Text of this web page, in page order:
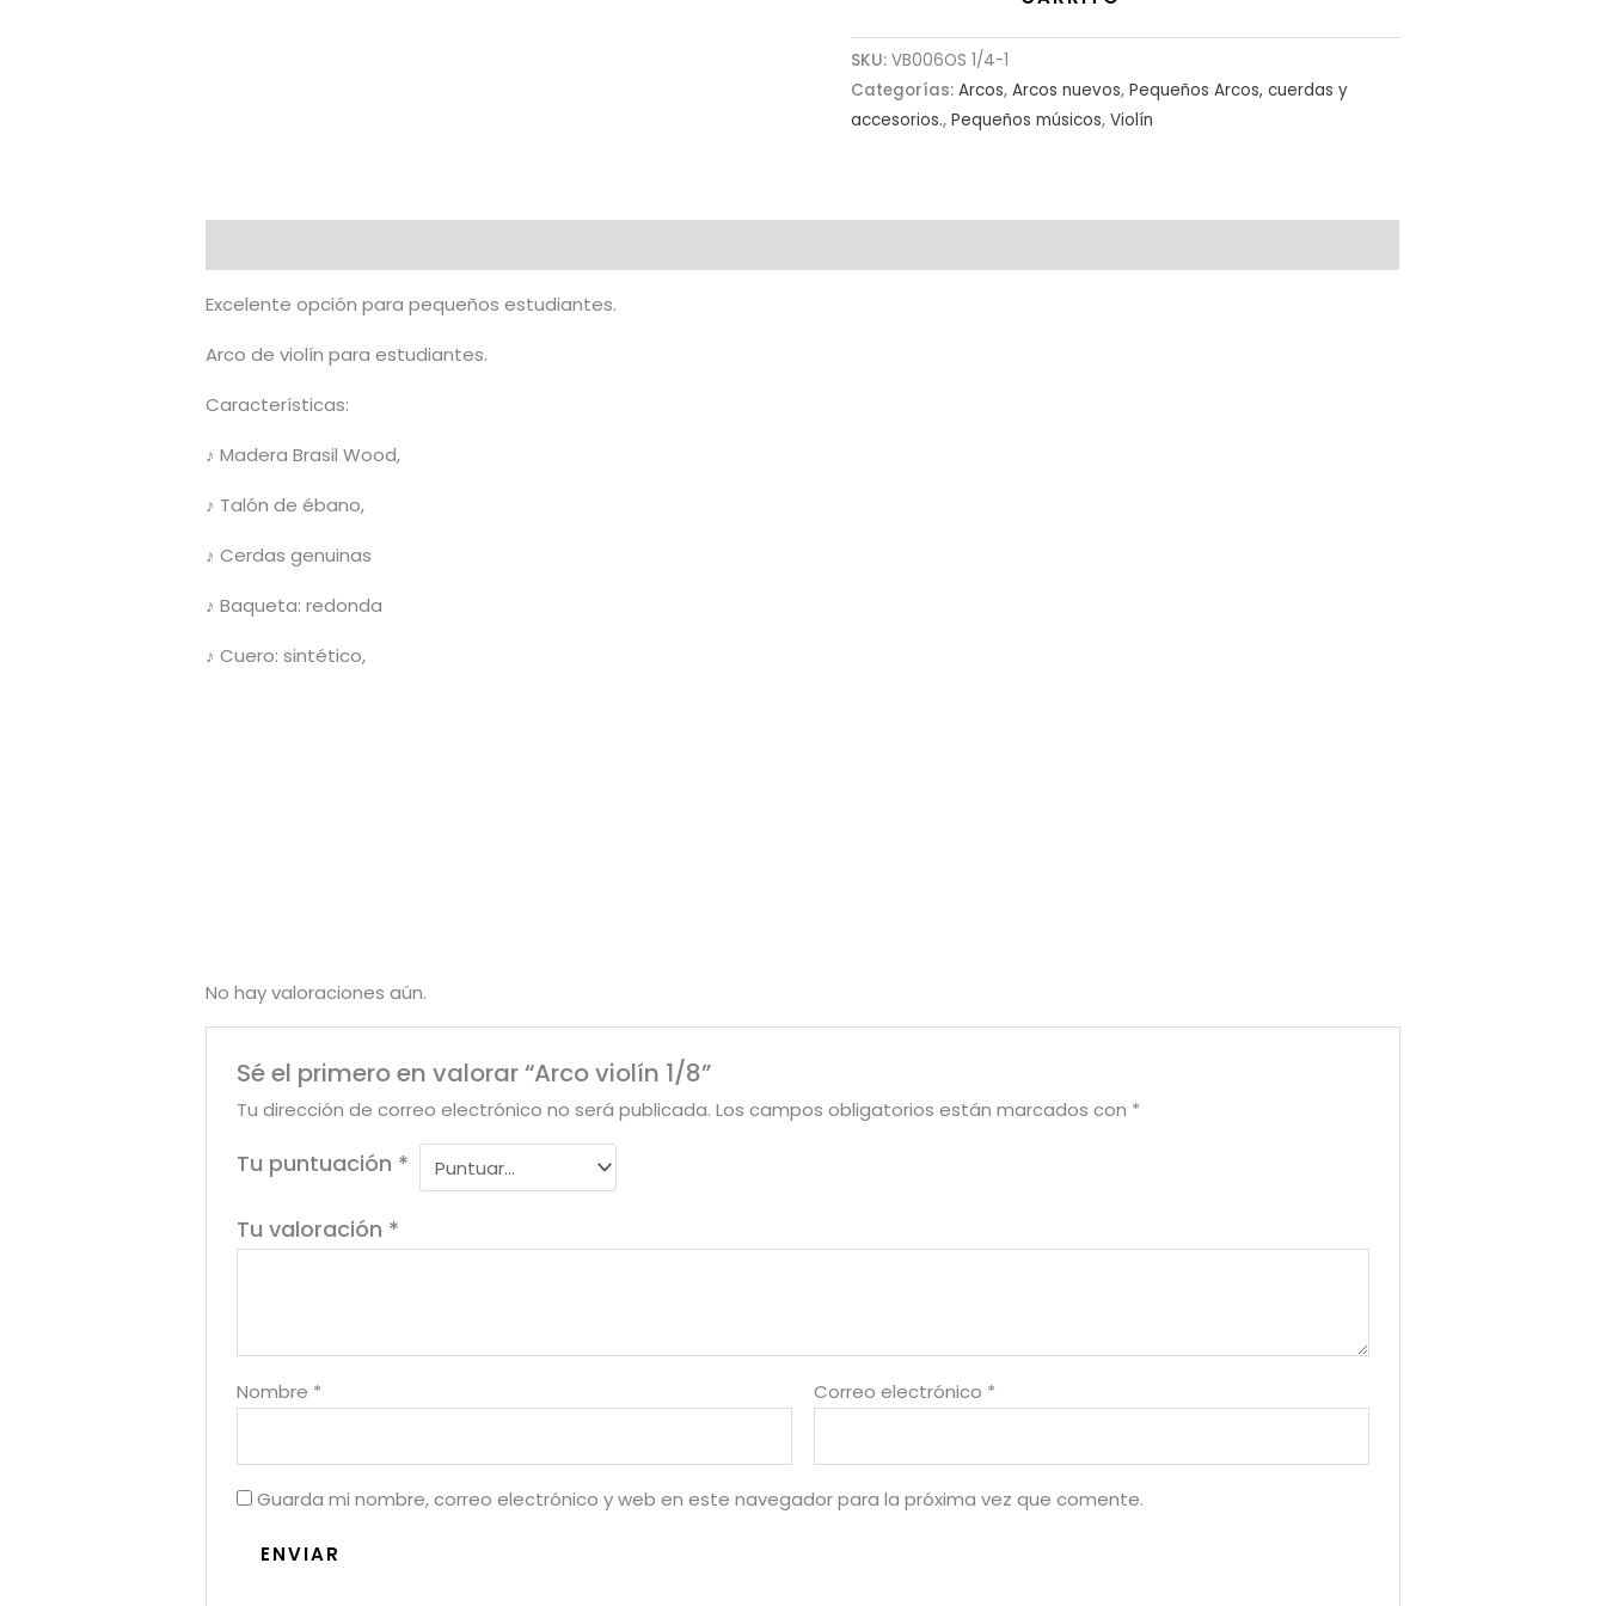
SKU: VB006OS 1/4-1
Categorías: Arcos, Arcos nuevos, Pequeños Arcos, cuerdas y
accesorios., Pequeños músicos, Violín
Excelente opción para pequeños estudiantes.
Arco de violín para estudiantes.
Características:
♪ Madera Brasil Wood,
♪ Talón de ébano,
♪ Cerdas genuinas
♪ Baqueta: redonda
♪ Cuero: sintético,
No hay valoraciones aún.
Sé el primero en valorar “Arco violín 1/8”
Tu dirección de correo electrónico no será publicada. Los campos obligatorios están marcados con *
Tu puntuación *
Tu valoración *
Nombre * Correo electrónico *
Guarda mi nombre, correo electrónico y web en este navegador para la próxima vez que comente.